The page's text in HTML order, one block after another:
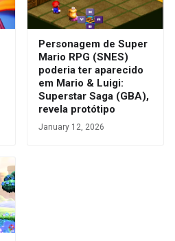
Personagem de Super
Mario RPG (SNES)
poderia ter aparecido
em Mario & Luigi:
Superstar Saga (GBA),
revela protótipo
January 12, 2026